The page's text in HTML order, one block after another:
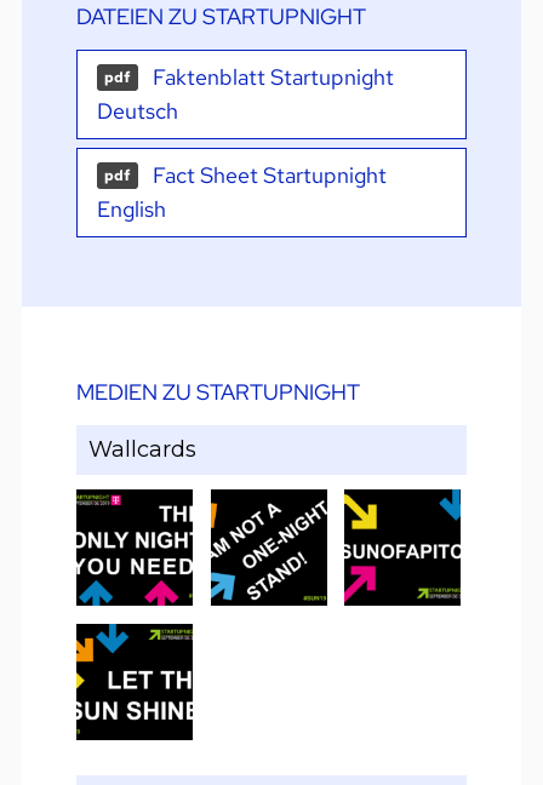
DATEIEN ZU STARTUPNIGHT
pdf
Faktenblatt Startupnight
Deutsch
pdf
Fact Sheet Startupnight
English
MEDIEN ZU STARTUPNIGHT
Wallcards